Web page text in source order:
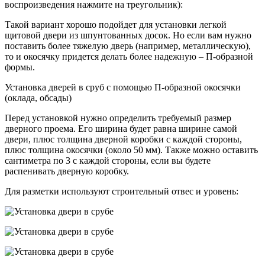
воспроизведения нажмите на треугольник):
Такой вариант хорошо подойдет для установки легкой
щитовой двери из шпунтованных досок. Но если вам нужно
поставить более тяжелую дверь (например, металлическую),
то и окосячку придется делать более надежную – П-образной
формы.
Установка дверей в сруб с помощью П-образной окосячки
(оклада, обсады)
Перед установкой нужно определить требуемый размер
дверного проема. Его ширина будет равна ширине самой
двери, плюс толщина дверной коробки с каждой стороны,
плюс толщина окосячки (около 50 мм). Также можно оставить
сантиметра по 3 с каждой стороны, если вы будете
распенивать дверную коробку.
Для разметки используют строительный отвес и уровень: